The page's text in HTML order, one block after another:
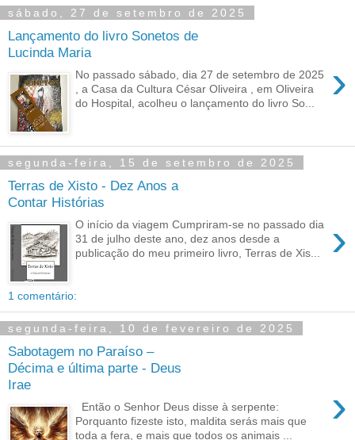
sábado, 27 de setembro de 2025
Lançamento do livro Sonetos de
Lucinda Maria
›
No passado sábado, dia 27 de setembro de 2025
, a Casa da Cultura César Oliveira , em Oliveira
do Hospital, acolheu o lançamento do livro So...
segunda-feira, 15 de setembro de 2025
Terras de Xisto - Dez Anos a
Contar Histórias
›
O início da viagem Cumpriram-se no passado dia
31 de julho deste ano, dez anos desde a
publicação do meu primeiro livro, Terras de Xis...
1 comentário:
segunda-feira, 10 de fevereiro de 2025
Sabotagem no Paraíso –
Décima e última parte - Deus
Irae
›
Então o Senhor Deus disse à serpente:
Porquanto fizeste isto, maldita serás mais que
toda a fera, e mais que todos os animais ...